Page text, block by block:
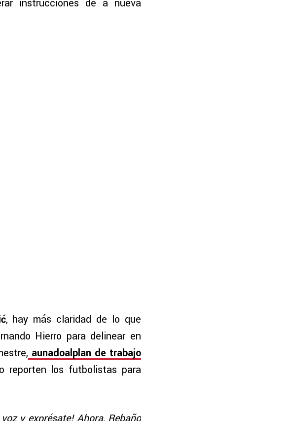
instrucciones de a nueva
, hay más claridad de lo que
Hierro para delinear en
aunadoalplan de trabajo
reporten los futbolistas para
y exprésate! Ahora, Rebaño